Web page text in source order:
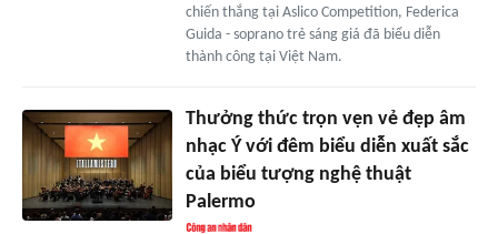
chiến thắng tại Aslico Competition, Federica
Guida - soprano trẻ sáng giá đã biểu diễn
thành công tại Việt Nam.
Thưởng thức trọn vẹn vẻ đẹp âm
nhạc Ý với đêm biểu diễn xuất sắc
của biểu tượng nghệ thuật
Palermo